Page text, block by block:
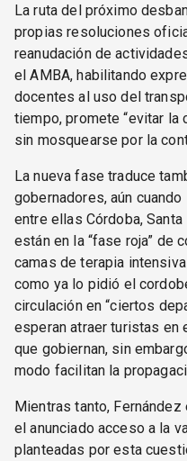
La ruta del próximo
propias resoluciones
reanudación de
el AMBA, habilitando
docentes al uso del
tiempo, promete “evitar la
sin mosquearse por la
La nueva fase traduce
gobernadores, aún
entre ellas Córdoba,
están en la “fase roja” de
camas de terapia
como ya lo pidió el
circulación en “ciertos
esperan atraer turistas en
que gobiernan, sin
modo facilitan la
Mientras tanto,
el anunciado acceso a la
planteadas por esta